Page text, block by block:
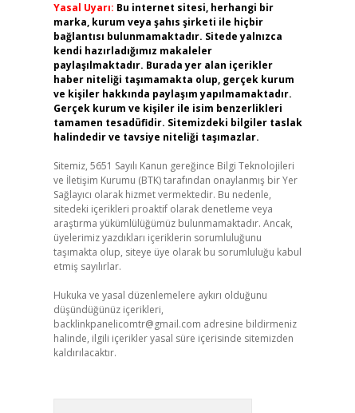
Yasal Uyarı: Bu internet sitesi, herhangi bir
marka, kurum veya şahıs şirketi ile hiçbir
bağlantısı bulunmamaktadır. Sitede yalnızca
kendi hazırladığımız makaleler
paylaşılmaktadır. Burada yer alan içerikler
haber niteliği taşımamakta olup, gerçek kurum
ve kişiler hakkında paylaşım yapılmamaktadır.
Gerçek kurum ve kişiler ile isim benzerlikleri
tamamen tesadüfidir. Sitemizdeki bilgiler taslak
halindedir ve tavsiye niteliği taşımazlar.
Sitemiz, 5651 Sayılı Kanun gereğince Bilgi Teknolojileri
ve İletişim Kurumu (BTK) tarafından onaylanmış bir Yer
Sağlayıcı olarak hizmet vermektedir. Bu nedenle,
sitedeki içerikleri proaktif olarak denetleme veya
araştırma yükümlülüğümüz bulunmamaktadır. Ancak,
üyelerimiz yazdıkları içeriklerin sorumluluğunu
taşımakta olup, siteye üye olarak bu sorumluluğu kabul
etmiş sayılırlar.
Hukuka ve yasal düzenlemelere aykırı olduğunu
düşündüğünüz içerikleri,
backlinkpanelicomtr@gmail.com adresine bildirmeniz
halinde, ilgili içerikler yasal süre içerisinde sitemizden
kaldırılacaktır.